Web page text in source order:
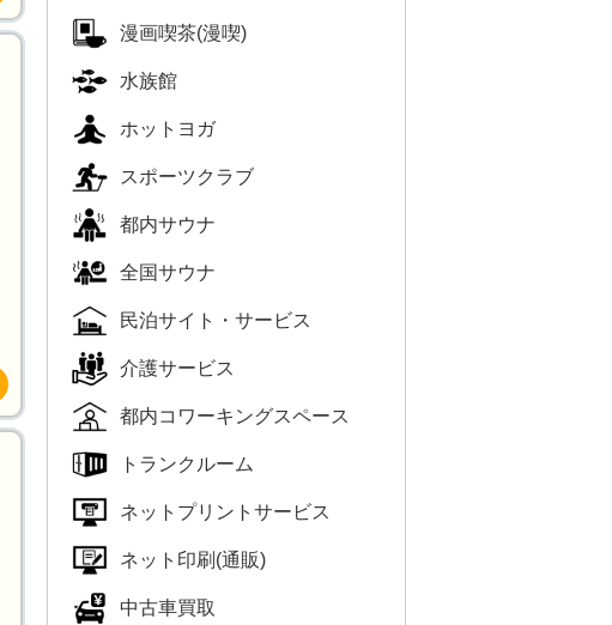
漫画喫茶(漫喫)
水族館
ホットヨガ
スポーツクラブ
都内サウナ
全国サウナ
民泊サイト・サービス
介護サービス
都内コワーキングスペース
トランクルーム
ネットプリントサービス
ネット印刷(通販)
中古車買取